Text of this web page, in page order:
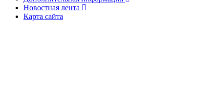
Новостная лента
Карта сайта